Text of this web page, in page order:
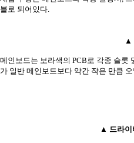
블로 되어있다.
▲
메인보드는 보라색의 PCB로 각종 슬롯
가 일반 메인보드보다 약간 작은 만큼
▲ 드라이